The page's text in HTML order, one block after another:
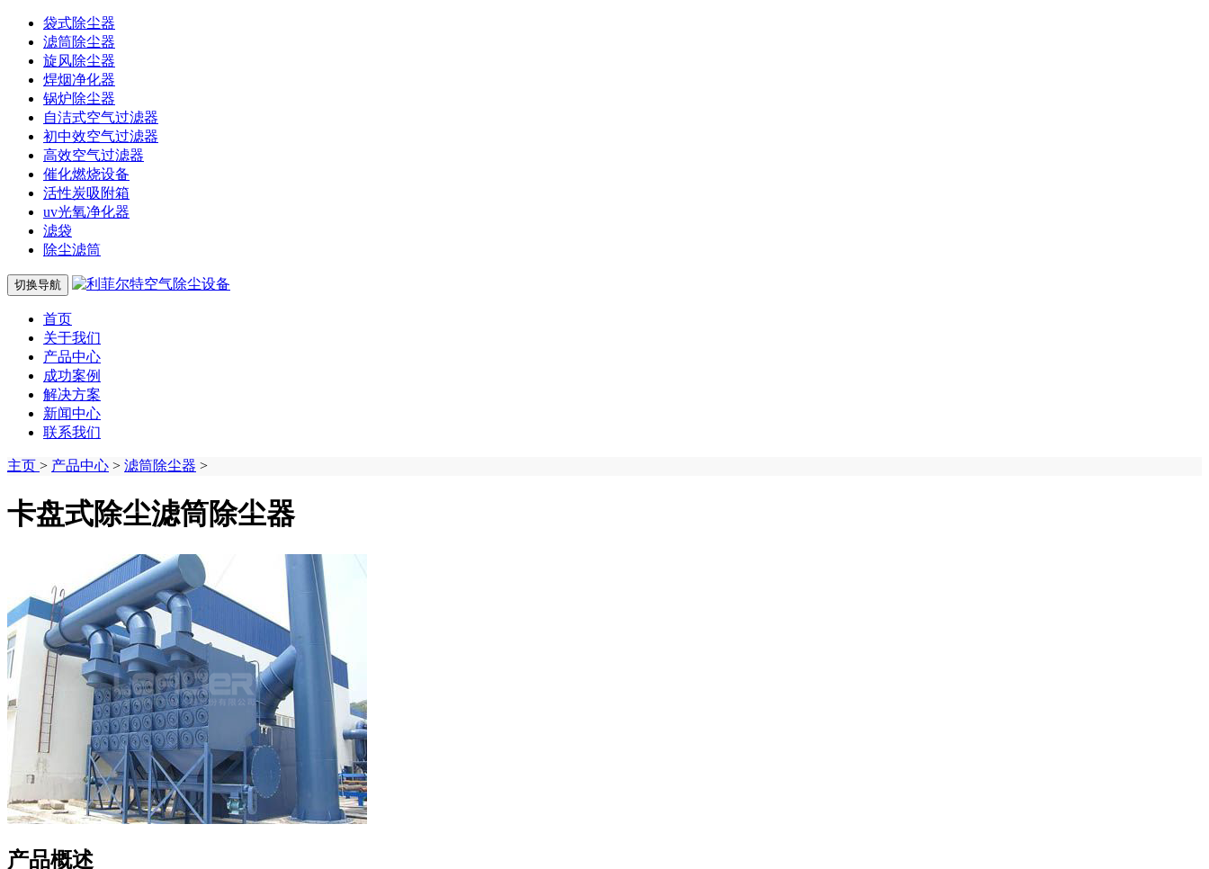
袋式除尘器
滤筒除尘器
旋风除尘器
焊烟净化器
锅炉除尘器
自洁式空气过滤器
初中效空气过滤器
高效空气过滤器
催化燃烧设备
活性炭吸附箱
uv光氧净化器
滤袋
除尘滤筒
切换导航
首页
关于我们
产品中心
成功案例
解决方案
新闻中心
联系我们
主页 > 产品中心 > 滤筒除尘器 >
卡盘式除尘滤筒除尘器
产品概述